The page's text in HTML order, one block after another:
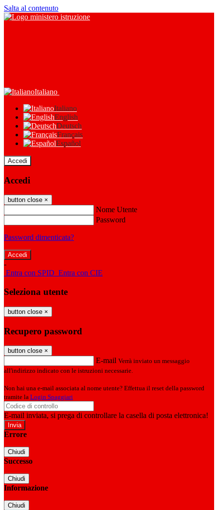
Salta al contenuto
Italiano
Italiano
English
Deutsch
Français
Español
Accedi
Accedi
button close ×
Nome Utente
Password
Password dimenticata?
-
Entra con SPID Entra con CIE
Seleziona utente
button close ×
Recupero password
button close ×
E-mail Verrà inviato un messaggio
all'indirizzo indicato con le istruzioni necessarie.
Non hai una e-mail associata al nome utente? Effettua il reset della password
tramite la Login Spaggiari
E-mail inviata, si prega di controllare la casella di posta elettronica!
Errore
Chiudi
Successo
Chiudi
Informazione
Chiudi